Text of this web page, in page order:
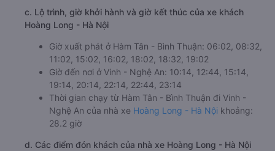
c. Lộ trình, giờ khởi hành và giờ kết thúc của xe khách
Hoàng Long - Hà Nội
Giờ xuất phát ở Hàm Tân - Bình Thuận: 06:02, 08:32,
11:02, 15:02, 16:02, 18:02, 18:32, 19:02
Giờ đến nơi ở Vinh - Nghệ An: 10:14, 12:44, 15:14,
19:14, 20:14, 22:14, 22:44, 23:14
Thời gian chạy từ Hàm Tân - Bình Thuận đi Vinh -
Nghệ An của nhà xe Hoàng Long - Hà Nội khoảng:
28.2 giờ
d. Các điểm đón khách của nhà xe Hoàng Long - Hà Nội